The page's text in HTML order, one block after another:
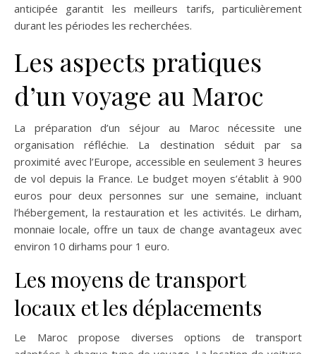
anticipée garantit les meilleurs tarifs, particulièrement
durant les périodes les recherchées.
Les aspects pratiques
d’un voyage au Maroc
La préparation d’un séjour au Maroc nécessite une
organisation réfléchie. La destination séduit par sa
proximité avec l’Europe, accessible en seulement 3 heures
de vol depuis la France. Le budget moyen s’établit à 900
euros pour deux personnes sur une semaine, incluant
l’hébergement, la restauration et les activités. Le dirham,
monnaie locale, offre un taux de change avantageux avec
environ 10 dirhams pour 1 euro.
Les moyens de transport
locaux et les déplacements
Le Maroc propose diverses options de transport